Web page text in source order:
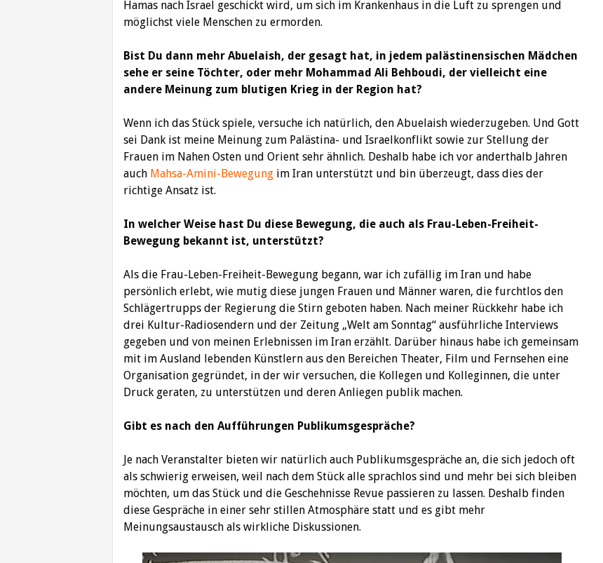
Hamas nach Israel geschickt wird, um sich im Krankenhaus in die Luft zu sprengen und
möglichst viele Menschen zu ermorden.
Bist Du dann mehr Abuelaish, der gesagt hat, in jedem palästinensischen Mädchen
sehe er seine Töchter, oder mehr Mohammad Ali Behboudi, der vielleicht eine
andere Meinung zum blutigen Krieg in der Region hat?
Wenn ich das Stück spiele, versuche ich natürlich, den Abuelaish wiederzugeben. Und Gott
sei Dank ist meine Meinung zum Palästina- und Israelkonflikt sowie zur Stellung der
Frauen im Nahen Osten und Orient sehr ähnlich. Deshalb habe ich vor anderthalb Jahren
auch Mahsa-Amini-Bewegung im Iran unterstützt und bin überzeugt, dass dies der
richtige Ansatz ist.
In welcher Weise hast Du diese Bewegung, die auch als Frau-Leben-Freiheit-
Bewegung bekannt ist, unterstützt?
Als die Frau-Leben-Freiheit-Bewegung begann, war ich zufällig im Iran und habe
persönlich erlebt, wie mutig diese jungen Frauen und Männer waren, die furchtlos den
Schlägertrupps der Regierung die Stirn geboten haben. Nach meiner Rückkehr habe ich
drei Kultur-Radiosendern und der Zeitung „Welt am Sonntag“ ausführliche Interviews
gegeben und von meinen Erlebnissen im Iran erzählt. Darüber hinaus habe ich gemeinsam
mit im Ausland lebenden Künstlern aus den Bereichen Theater, Film und Fernsehen eine
Organisation gegründet, in der wir versuchen, die Kollegen und Kolleginnen, die unter
Druck geraten, zu unterstützen und deren Anliegen publik machen.
Gibt es nach den Aufführungen Publikumsgespräche?
Je nach Veranstalter bieten wir natürlich auch Publikumsgespräche an, die sich jedoch oft
als schwierig erweisen, weil nach dem Stück alle sprachlos sind und mehr bei sich bleiben
möchten, um das Stück und die Geschehnisse Revue passieren zu lassen. Deshalb finden
diese Gespräche in einer sehr stillen Atmosphäre statt und es gibt mehr
Meinungsaustausch als wirkliche Diskussionen.